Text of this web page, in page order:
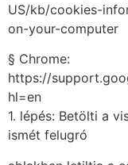
US/kb/cookies-
on-your-computer
§ Chrome:
https://
hl=en
1. lépés: Betölti a
ismét felugró